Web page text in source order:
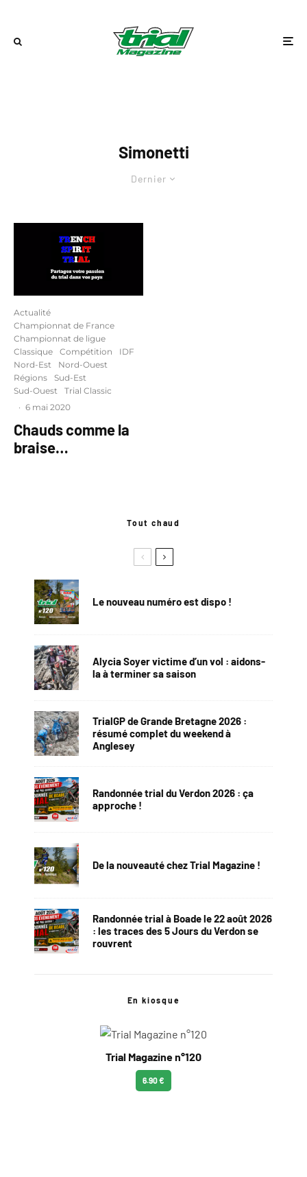
Simonetti
Dernier
Actualité
Championnat de France
Championnat de ligue
Classique
Compétition
IDF
Nord-Est
Nord-Ouest
Régions
Sud-Est
Sud-Ouest
Trial Classic
· 6 mai 2020
Chauds comme la
braise…
Tout chaud
Le nouveau numéro est dispo !
Alycia Soyer victime d’un vol : aidons-
la à terminer sa saison
TrialGP de Grande Bretagne 2026 :
résumé complet du weekend à
Anglesey
Randonnée trial du Verdon 2026 : ça
approche !
De la nouveauté chez Trial Magazine !
Randonnée trial à Boade le 22 août 2026
: les traces des 5 Jours du Verdon se
rouvrent
En kiosque
Trial Magazine n°120
6.90 €